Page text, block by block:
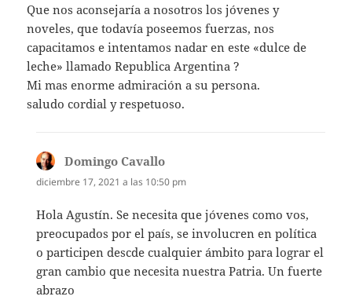
Que nos aconsejaría a nosotros los jóvenes y
noveles, que todavía poseemos fuerzas, nos
capacitamos e intentamos nadar en este «dulce de
leche» llamado Republica Argentina ?
Mi mas enorme admiración a su persona.
saludo cordial y respetuoso.
Domingo Cavallo
diciembre 17, 2021 a las 10:50 pm
Hola Agustín. Se necesita que jóvenes como vos,
preocupados por el país, se involucren en política
o participen descde cualquier ámbito para lograr el
gran cambio que necesita nuestra Patria. Un fuerte
abrazo